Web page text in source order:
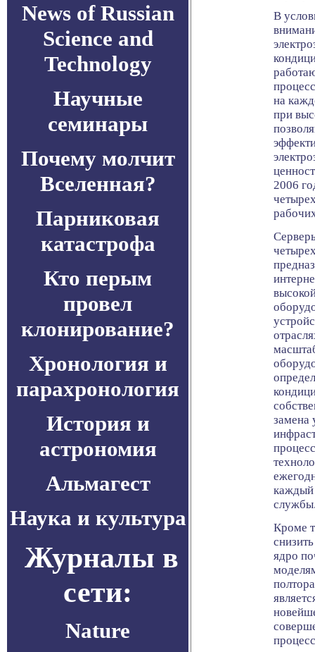
News of Russian
Science and
Technology
Научные
семинары
Почему молчит
Вселенная?
Парниковая
катастрофа
Кто перым
провел
клонирование?
Хронология и
парахронология
История и
астрономия
Альмагест
Наука и культура
Журналы в
сети:
Nature
В
на
при
2006
замена
каждый
Кроме
ядро